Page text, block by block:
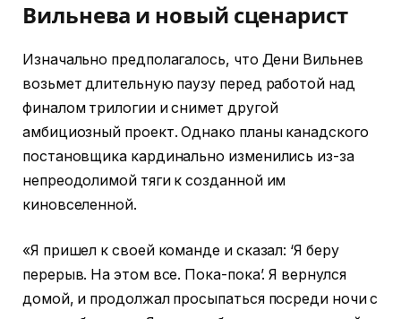
Вильнева и новый сценарист
Изначально предполагалось, что Дени Вильнев
возьмет длительную паузу перед работой над
финалом трилогии и снимет другой
амбициозный проект. Однако планы канадского
постановщика кардинально изменились из-за
непреодолимой тяги к созданной им
киновселенной.
«Я пришел к своей команде и сказал: ‘Я беру
перерыв. На этом все. Пока-пока’. Я вернулся
домой, и продолжал просыпаться посреди ночи с